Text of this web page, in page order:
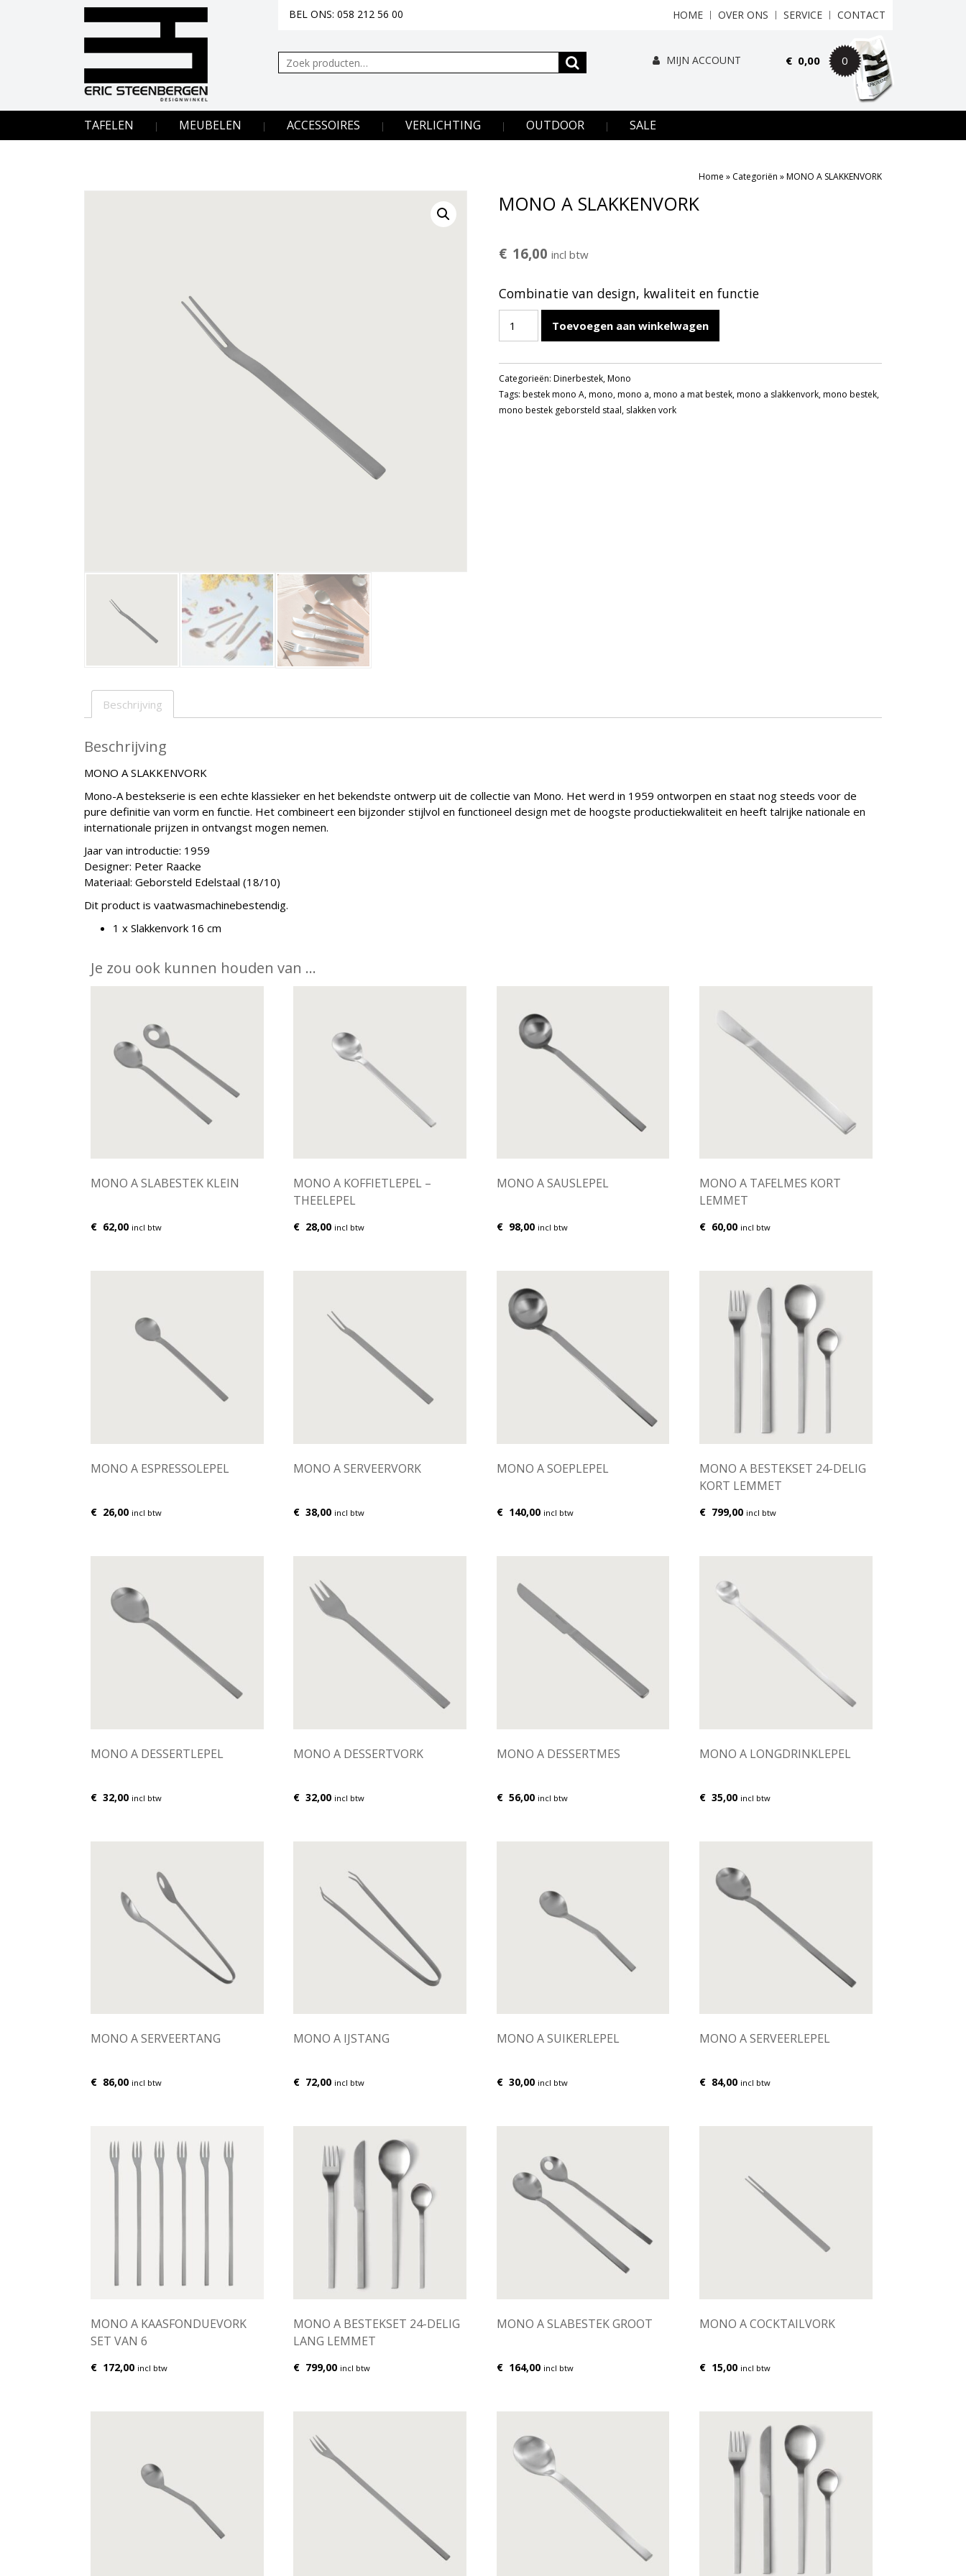
BEL ONS: 058 212 56 00 HOME OVER ONS SERVICE CONTACT
Zoeken: MIJN ACCOUNT € 0,00 0
TAFELEN MEUBELEN ACCESSOIRES VERLICHTING OUTDOOR SALE
Home » Categoriën »MONO A SLAKKENVORK
MONO A SLAKKENVORK
€ 16,00 incl btw
Combinatie van design, kwaliteit en functie
aantal
Toevoegen aan winkelwagen
Categorieën:Dinerbestek,Mono
Tags:bestek mono A,mono,mono a,mono a mat bestek,mono a slakkenvork,mono bestek,
mono bestek geborsteld staal, slakken vork
Beschrijving
Beschrijving
MONO A SLAKKENVORK
Mono-A bestekserie is een echte klassieker en het bekendste ontwerp uit de collectie van Mono. Het werd in 1959 ontworpen en staat nog steeds voor de
pure definitie van vorm en functie. Het combineert een bijzonder stijlvol en functioneel design met de hoogste productiekwaliteit en heeft talrijke nationale en
internationale prijzen in ontvangst mogen nemen.
Jaar van introductie: 1959
Designer: Peter Raacke
Materiaal: Geborsteld Edelstaal (18/10)
Dit product is vaatwasmachinebestendig.
1 x Slakkenvork 16 cm
Je zou ook kunnen houden van …
MONO A SLABESTEK KLEIN
€ 62,00 incl btw
MONO A KOFFIETLEPEL –
THEELEPEL
€ 28,00 incl btw
MONO A SAUSLEPEL
€ 98,00 incl btw
MONO A TAFELMES KORT
LEMMET
€ 60,00 incl btw
MONO A ESPRESSOLEPEL
€ 26,00 incl btw
MONO A SERVEERVORK
€ 38,00 incl btw
MONO A SOEPLEPEL
€ 140,00 incl btw
MONO A BESTEKSET 24-DELIG
KORT LEMMET
€ 799,00 incl btw
MONO A DESSERTLEPEL
€ 32,00 incl btw
MONO A DESSERTVORK
€ 32,00 incl btw
MONO A DESSERTMES
€ 56,00 incl btw
MONO A LONGDRINKLEPEL
€ 35,00 incl btw
MONO A SERVEERTANG
€ 86,00 incl btw
MONO A IJSTANG
€ 72,00 incl btw
MONO A SUIKERLEPEL
€ 30,00 incl btw
MONO A SERVEERLEPEL
€ 84,00 incl btw
MONO A KAASFONDUEVORK
SET VAN 6
€ 172,00 incl btw
MONO A BESTEKSET 24-DELIG
LANG LEMMET
€ 799,00 incl btw
MONO A SLABESTEK GROOT
€ 164,00 incl btw
MONO A COCKTAILVORK
€ 15,00 incl btw